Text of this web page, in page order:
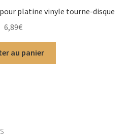
pour platine vinyle tourne-disque
6,89€
au panier